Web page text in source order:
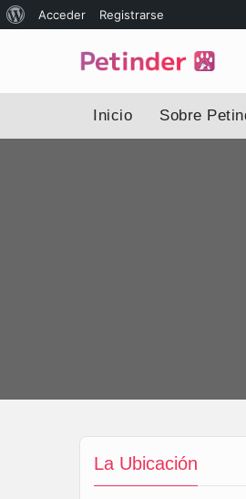
Acceder Registrarse
Inicio Sobre
La Ubicación